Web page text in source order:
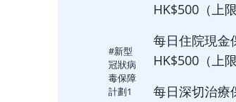
#新型
冠狀病
毒保障
計劃1
HK$500（上
每日住院現金
HK$500（上
每日深切治療